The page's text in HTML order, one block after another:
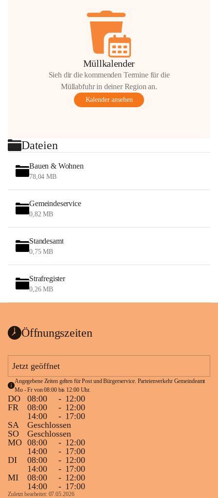
Müllkalender
Sieh dir die kommenden Termine für die
Müllabfuhr in deiner Region an.
Kalender ansehen
Dateien
Bauen & Wohnen
78,04 MB
Gemeindeservice
0,82 MB
Standesamt
0,75 MB
Strafregister
0,26 MB
Öffnungszeiten
Jetzt geöffnet
Angegebene Zeiten gelten für Post und Bürgerservice. Parteienverkehr Gemeindeamt
Mo - Fr von 08:00 bis 12:00 Uhr.
DO 08:00 - 12:00
FR
08:00 - 12:00
14:00
- 17:00
SA
Geschlossen
SO
Geschlossen
MO 08:00 - 12:00
14:00
- 17:00
DI
08:00 - 12:00
14:00
- 17:00
MI
08:00 - 12:00
14:00
- 17:00
Zuletzt bearbeitet: 07.05.2026